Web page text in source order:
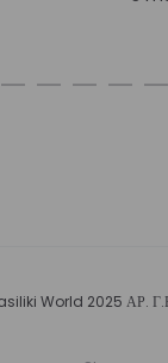
World 2025 ΑΡ.